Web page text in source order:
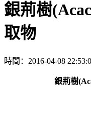
銀荊樹
取物
時間：2016-04-08
銀荊樹